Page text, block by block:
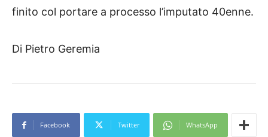
finito col portare a processo l’imputato 40enne.
Di Pietro Geremia
Facebook Twitter WhatsApp